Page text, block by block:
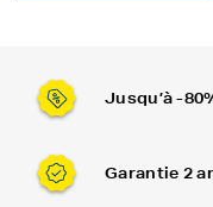
Jusqu’à -
Garantie 2